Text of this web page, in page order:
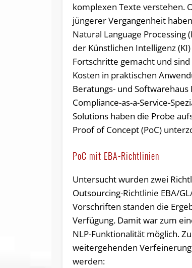
komplexen Texte verstehen.
jüngerer Vergangenheit
Natural Language Processing
der Künstlichen Intelligenz
Fortschritte gemacht und
Kosten in praktischen
Beratungs- und Softwarehaus
Compliance-as-a-Service-
Solutions haben die Probe
Proof of Concept (PoC)
PoC mit EBA-Richtlinien
Untersucht wurden zwei
Outsourcing-Richtlinie EBA/
Vorschriften standen die
Verfügung. Damit war zum
NLP-Funktionalität möglich.
weitergehenden
werden: